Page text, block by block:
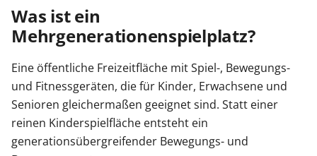
Was ist ein
Mehrgenerationenspielplatz?
Eine öffentliche Freizeitfläche mit Spiel-, Bewegungs-
und Fitnessgeräten, die für Kinder, Erwachsene und
Senioren gleichermaßen geeignet sind. Statt einer
reinen Kinderspielfläche entsteht ein
generationsübergreifender Bewegungs- und